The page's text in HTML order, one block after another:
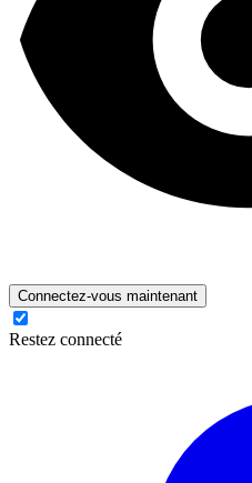
Connectez-vous maintenant
Restez connecté